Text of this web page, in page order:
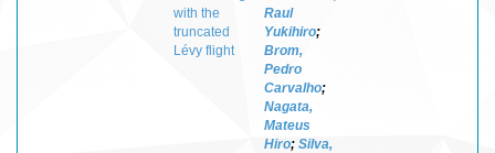
with the
truncated
Lévy flight
Raul
Yukihiro;
Brom,
Pedro
Carvalho;
Nagata,
Mateus
Hiro; Silva,